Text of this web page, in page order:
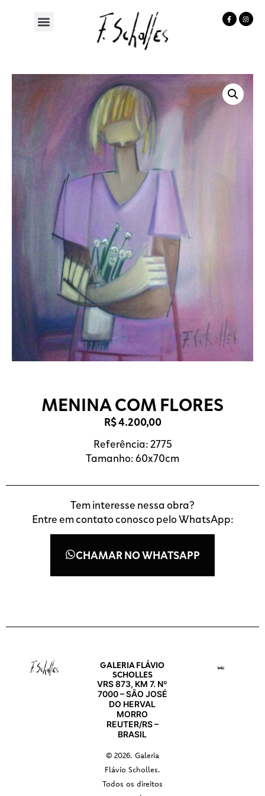
MENINA COM FLORES
R$4.200,00
Referência: 2775
Tamanho: 60x70cm
Tem interesse nessa obra?
Entre em contato conosco pelo WhatsApp:
CHAMAR NO WHATSAPP
GALERIA FLÁVIO
SCHOLLES
VRS 873, KM 7. Nº
7000 – SÃO JOSÉ
DO HERVAL
MORRO
REUTER/RS –
BRASIL
© 2026. Galeria
Flávio Scholles.
Todos os direitos